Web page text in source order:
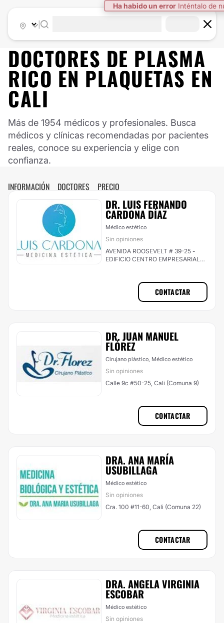
DOCTORES DE PLASMA
RICO EN PLAQUETAS EN
CALI
Más de 1954 médicos y profesionales. Busca
médicos y clínicas recomendadas por pacientes
reales, conoce su experiencia y elige con
confianza.
INFORMACIÓN DOCTORES PRECIO
DR. LUIS FERNANDO
CARDONA DÍAZ
Médico estético
Sin opiniones
AVENIDA ROOSEVELT # 39-25 -
EDIFICIO CENTRO EMPRESARIAL
CONTACTAR
DR. JUAN MANUEL
FLÓREZ
Cirujano plástico, Médico estético
Sin opiniones
Calle 9c #50-25, Cali (Comuna 9)
CONTACTAR
DRA. ANA MARÍA
USUBILLAGA
Médico estético
Sin opiniones
Cra. 100 #11-60, Cali (Comuna 22)
CONTACTAR
DRA. ANGELA VIRGINIA
ESCOBAR
Médico estético
Sin opiniones